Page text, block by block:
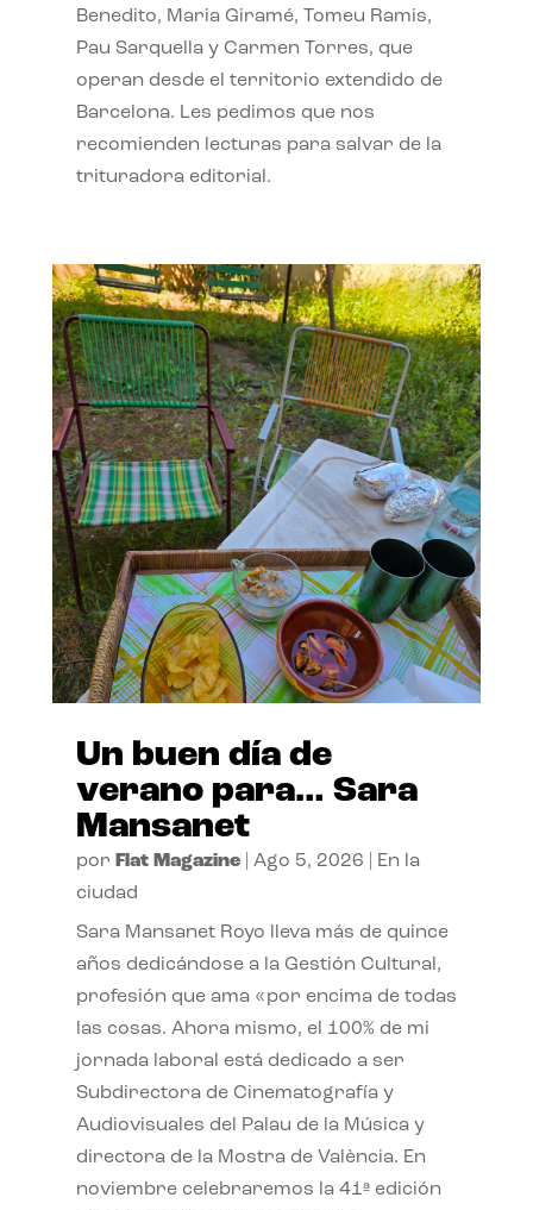
Benedito, Maria Giramé, Tomeu Ramis,
Pau Sarquella y Carmen Torres, que
operan desde el territorio extendido de
Barcelona. Les pedimos que nos
recomienden lecturas para salvar de la
trituradora editorial.
Un buen día de
verano para… Sara
Mansanet
por Flat Magazine| Ago 5, 2026
En la
ciudad
Sara Mansanet Royo lleva más de quince
años dedicándose a la Gestión Cultural,
profesión que ama «por encima de todas
las cosas. Ahora mismo, el 100% de mi
jornada laboral está dedicado a ser
Subdirectora de Cinematografía y
Audiovisuales del Palau de la Música y
directora de la Mostra de València. En
noviembre celebraremos la 41ª edición